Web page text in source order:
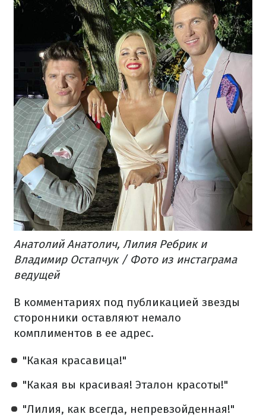
Анатолий Анатолич, Лилия Ребрик и
Владимир Остапчук / Фото из инстаграма
ведущей
В комментариях под публикацией звезды
сторонники оставляют немало
комплиментов в ее адрес.
"Какая красавица!"
"Какая вы красивая! Эталон красоты!"
"Лилия, как всегда, непревзойденная!"